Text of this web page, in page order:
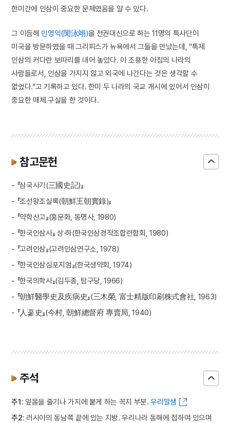
한미간에 인삼이 중요한 문제였음을 알 수 있다.
그 이듬해 민영익(閔泳翊)을 전권대신으로 하는 11명의 특사단이
미국을 방문하였을 때 그리피스가 뉴욕에서 그들을 만났는데, “특제
인삼의 커다란 보따리를 내어 놓았다. 이 조용한 아침의 나라의
사람들로서, 인삼을 가지지 않고 외국에 나간다는 것은 생각할 수
없었다.”고 기록하고 있다. 한미 두 나라의 국교 개시에 있어서 인삼이
중요한 매체 구실을 한 것이다.
참고문헌
- 『삼국사기(三國史記)』
- 『조선왕조실록(朝鮮王朝實錄)』
- 『약학산고』(홍문화, 동명사, 1980)
- 『한국인삼사』 상·하(한국인삼경작조합련합회, 1980)
- 『고려인삼』(고려인삼연구소, 1978)
- 『한국인삼심포지엄』(한국생약회, 1974)
- 『한국의학사』(김두종, 탐구당, 1966)
- 『朝鮮醫學史及疾病史』(三木榮, 富士精版印刷株式會社, 1963)
- 『人蔘史』(今村, 朝鮮總督府 專賣局, 1940)
주석
주1: 잎몸을 줄기나 가지에 붙게 하는 꼭지 부분.우리말샘
주2: 러시아의 동남쪽 끝에 있는 지방. 우리나라 동해에 접하여 있으며